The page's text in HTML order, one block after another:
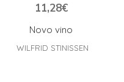
Novo vino
11,28€
WILFRID STINISSEN